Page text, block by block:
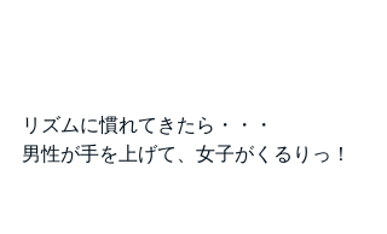
リズムに慣れてきたら・・・
男性が手を上げて、女子がくるりっ！